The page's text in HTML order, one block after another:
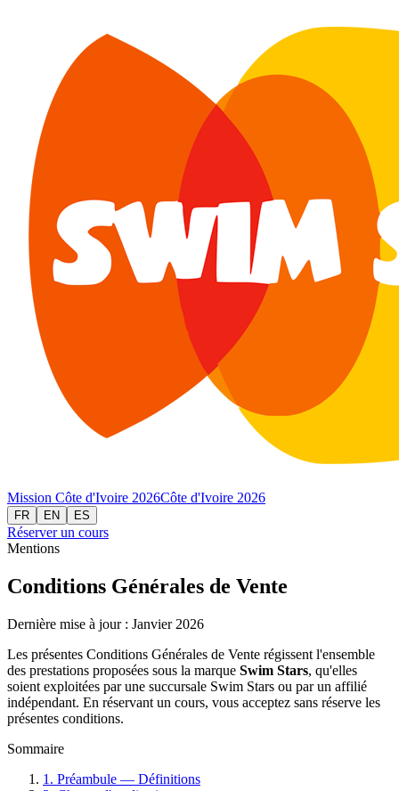
Mission Côte d'Ivoire 2026Côte d'Ivoire 2026
FR EN ES
Réserver un cours
Mentions
Conditions Générales de Vente
Dernière mise à jour : Janvier 2026
Les présentes Conditions Générales de Vente régissent l'ensemble
des prestations proposées sous la marque Swim Stars, qu'elles
soient exploitées par une succursale Swim Stars ou par un affilié
indépendant. En réservant un cours, vous acceptez sans réserve les
présentes conditions.
Sommaire
1 . Préambule — Définitions